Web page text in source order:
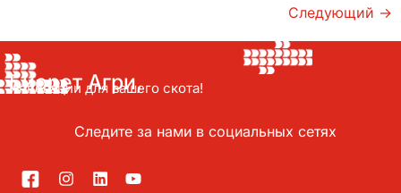
Следующий →
Биорет Агри,
Инновации для вашего скота!
Следите за нами в социальных сетях